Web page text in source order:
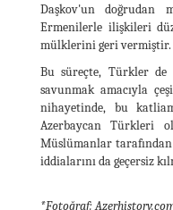
Daşkov'un doğrudan
Ermenilerle ilişkileri
mülklerini geri vermiştir.
Bu süreçte, Türkler
savunmak amacıyla
nihayetinde, bu
Azerbaycan Türkleri
Müslümanlar
iddialarını da geçersiz
*Fotoğraf: